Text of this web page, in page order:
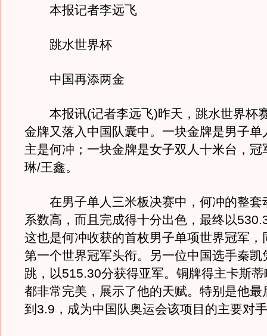
本报记者李远飞
跳水世界杯
中国再添两金
本报讯(记者李远飞)昨天，跳水世界杯
金牌又落入中国队囊中。一块金牌是男子单
主是何冲；一块金牌是女子双人十米台，冠
琳/王鑫。
在男子单人三米板决赛中，何冲的整套
系数高，而且完成得十分出色，最终以
这也是何冲收获的首枚男子单项世界冠军，
第一个世界冠军头衔。另一位中国选手秦凯
跳，以515.30分获得亚军。铜牌得主卡斯
都非常完美，展示了他的天赋。特别是他最
到3.9，成为中国队奥运会该项目的主要对